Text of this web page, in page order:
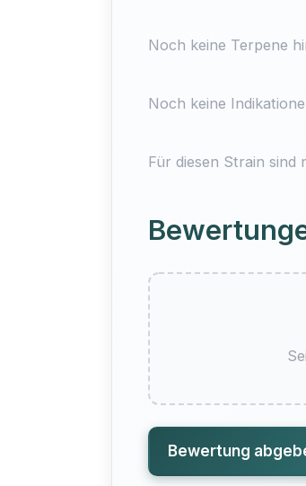
Noch keine Terpene
Noch keine
Für diesen Strain
Bewertung